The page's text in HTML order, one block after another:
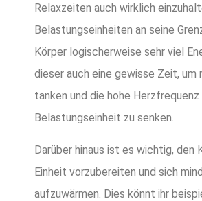
Relaxzeiten auch wirklich
Belastungseinheiten an seine
Körper logischerweise sehr viel
dieser auch eine gewisse Zeit, um
tanken und die hohe Herzfrequenz
Belastungseinheit zu senken.
Darüber hinaus ist es wichtig, den
Einheit vorzubereiten und sich
aufzuwärmen. Dies könnt ihr